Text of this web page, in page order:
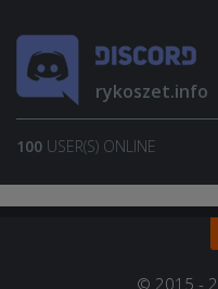
rykoszet.info
100 USER(S) ONLINE
© 2015 -